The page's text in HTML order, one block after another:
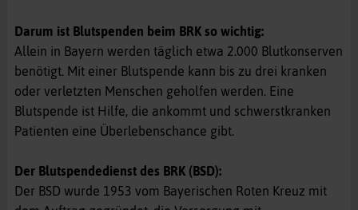
Darum ist Blutspenden beim BRK so wichtig:
Allein in Bayern werden täglich etwa 2.000 Blutkonserven
benötigt. Mit einer Blutspende kann bis zu drei kranken
oder verletzten Menschen geholfen werden. Eine
Blutspende ist Hilfe, die ankommt und schwerstkranken
Patienten eine Überlebenschance gibt.
Der Blutspendedienst des BRK (BSD):
Der BSD wurde 1953 vom Bayerischen Roten Kreuz mit